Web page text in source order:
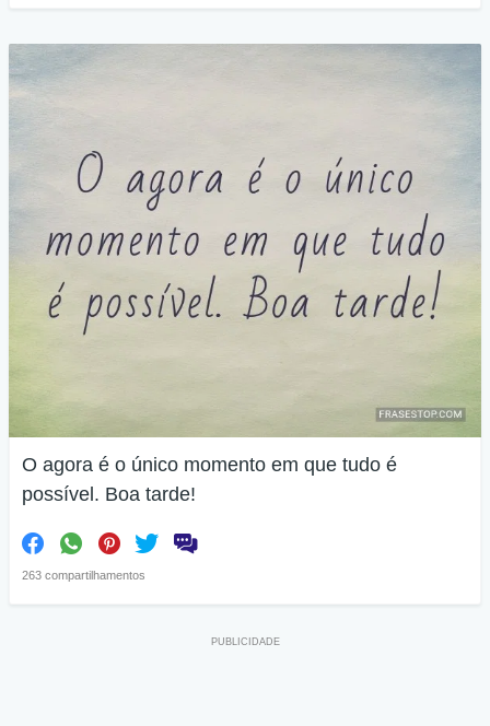
O agora é o único momento em que tudo é
possível. Boa tarde!
263 compartilhamentos